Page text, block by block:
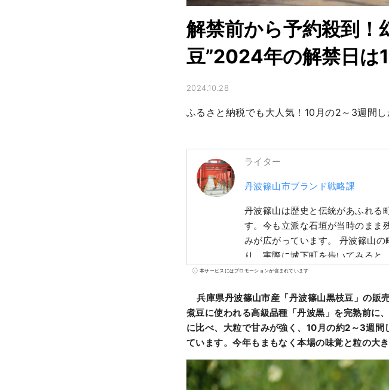
解禁前から予約殺到！
豆”2024年の解禁日は
2024.10.28
ふるさと納税でも大人気！10月の2～3週間
ライター
丹波篠山市ブランド戦略課
丹波篠山は歴史と伝統があふれる
す。今も立派な石垣が当時のまま
みが広がっています。 丹波篠山
り、実際に城下町を歩いてみる
す。
本サービスにはプロモーションが含まれています
兵庫県丹波篠山市産「丹波篠山黒枝豆」の販
煮豆に使われる高級品種「丹波黒」を完熟前に
に比べ、大粒で甘みが強く、 10月の約2～3週間
ています。今年もまもなく本場の味覚と粒の大